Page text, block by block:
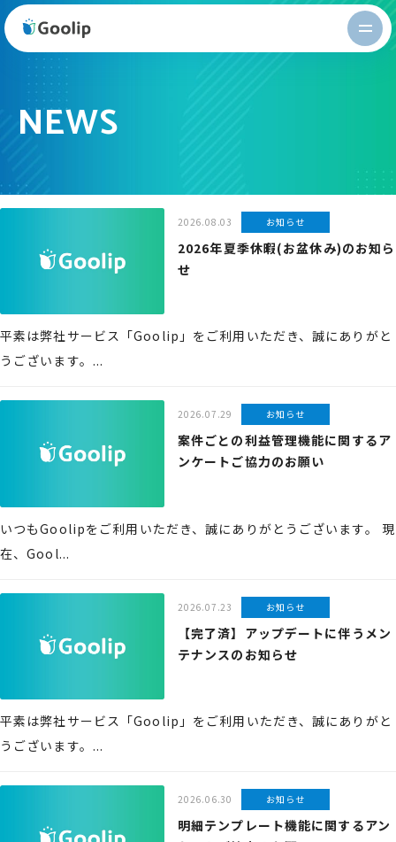
NEWS
2026.08.03 お知らせ
2026年夏季休暇(お盆休み)のお知ら
せ
平素は弊社サービス「Goolip」をご利用いただき、誠にありがと
うございます。...
2026.07.29 お知らせ
案件ごとの利益管理機能に関するア
ンケートご協力のお願い
いつもGoolipをご利用いただき、誠にありがとうございます。 現
在、Gool...
2026.07.23 お知らせ
【完了済】アップデートに伴うメン
テナンスのお知らせ
平素は弊社サービス「Goolip」をご利用いただき、誠にありがと
うございます。...
2026.06.30 お知らせ
明細テンプレート機能に関するアン